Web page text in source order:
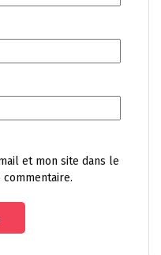
et mon site dans le